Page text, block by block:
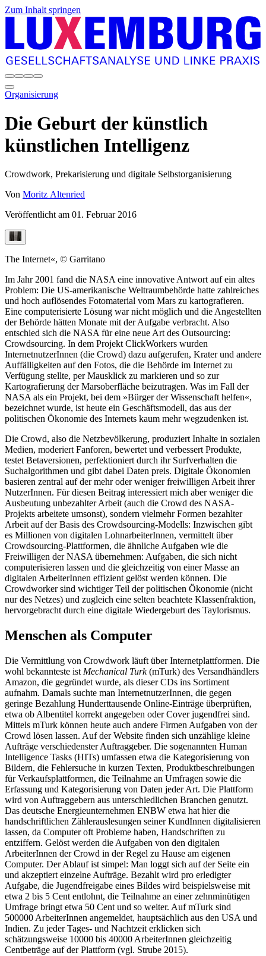
Zum Inhalt springen
Organisierung
Die Geburt der künstlich
künstlichen Intelligenz
Crowdwork, Prekarisierung und digitale Selbstorganisierung
Von Moritz Altenried
Veröffentlicht am 01. Februar 2016
The Internet«, © Garritano
Im Jahr 2001 fand die NASA eine innovative Antwort auf ein altes
Problem: Die US-amerikanische Weltraumbehörde hatte zahlreiches
und hoch auflösendes Fotomaterial vom Mars zu kartografieren.
Eine computerisierte Lösung war nicht möglich und die Angestellten
der Behörde hätten Monate mit der Aufgabe verbracht. Also
entschied sich die NASA für eine neue Art des Outsourcing:
Crowdsourcing. In dem Projekt ClickWorkers wurden
InternetnutzerInnen (die Crowd) dazu aufgerufen, Krater und andere
Auffälligkeiten auf den Fotos, die die Behörde im Internet zu
Verfügung stellte, per Mausklick zu markieren und so zur
Kartografierung der Marsoberfläche beizutragen. Was im Fall der
NASA als ein Projekt, bei dem »Bürger der Wissenschaft helfen«,
bezeichnet wurde, ist heute ein Geschäftsmodell, das aus der
politischen Ökonomie des Internets kaum mehr wegzudenken ist.
Die Crowd, also die Netzbevölkerung, produziert Inhalte in sozialen
Medien, moderiert Fanforen, bewertet und verbessert Produkte,
testet Betaversionen, perfektioniert durch ihr Surfverhalten die
Suchalgorithmen und gibt dabei Daten preis. Digitale Ökonomien
basieren zentral auf der mehr oder weniger freiwilligen Arbeit ihrer
NutzerInnen. Für diesen Beitrag interessiert mich aber weniger die
Ausbeutung unbezahlter Arbeit (auch die Crowd des NASA-
Projekts arbeitete umsonst), sondern vielmehr Formen bezahlter
Arbeit auf der Basis des Crowdsourcing-Modells: Inzwischen gibt
es Millionen von digitalen LohnarbeiterInnen, vermittelt über
Crowdsourcing-Plattformen, die ähnliche Aufgaben wie die
Freiwilligen der NASA übernehmen: Aufgaben, die sich nicht
computerisieren lassen und die gleichzeitig von einer Masse an
digitalen ArbeiterInnen effizient gelöst werden können. Die
Crowdworker sind wichtiger Teil der politischen Ökonomie (nicht
nur des Netzes) und zugleich eine selten beachtete Klassenfraktion,
hervorgebracht durch eine digitale Wiedergeburt des Taylorismus.
Menschen als Computer
Die Vermittlung von Crowdwork läuft über Internetplattformen. Die
wohl bekannteste ist Mechanical Turk(mTurk) des Versandhändlers
Amazon, die gegründet wurde, als dieser CDs ins Sortiment
aufnahm. Damals suchte man InternetnutzerInnen, die gegen
geringe Bezahlung Hunderttausende Online-Einträge überprüften,
etwa ob Albentitel korrekt angegeben oder Cover jugendfrei sind.
Mittels mTurk können heute auch andere Firmen Aufgaben von der
Crowd lösen lassen. Auf der Website finden sich unzählige kleine
Aufträge verschiedenster Auftraggeber. Die sogenannten Human
Intelligence Tasks (HITs) umfassen etwa die Kategorisierung von
Bildern, die Fehlersuche in kurzen Texten, Produktbeschreibungen
für Verkaufsplattformen, die Teilnahme an Umfragen sowie die
Erfassung und Kategorisierung von Daten jeder Art. Die Plattform
wird von Auftraggebern aus unterschiedlichen Branchen genutzt.
Das deutsche Energieunternehmen ENBW etwa hat hier die
handschriftlichen Zählerauslesungen seiner KundInnen digitalisieren
lassen, da Computer oft Probleme haben, Handschriften zu
entziffern. Gelöst werden die Aufgaben von den digitalen
ArbeiterInnen der Crowd in der Regel zu Hause am eigenen
Computer. Der Ablauf ist simpel: Man loggt sich auf der Seite ein
und akzeptiert einzelne Aufträge. Bezahlt wird pro erledigter
Aufgabe, die Jugendfreigabe eines Bildes wird beispielsweise mit
etwa 2 bis 5 Cent entlohnt, die Teilnahme an einer zehnminütigen
Umfrage bringt etwa 50 Cent und so weiter. Auf mTurk sind
500000 ArbeiterInnen angemeldet, hauptsächlich aus den USA und
Indien. Zu jeder Tages- und Nachtzeit erklicken sich
schätzungsweise 10000 bis 40000 ArbeiterInnen gleichzeitig
Centbeträge auf der Plattform (vgl. Strube 2015).